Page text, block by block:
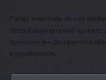
Parlez avec l'une de nos
consultation en privé où vous
questions les plus
excpetionnelle.